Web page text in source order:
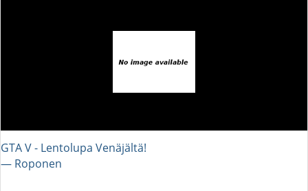
GTA V - Lentolupa Venäjältä!
― Roponen